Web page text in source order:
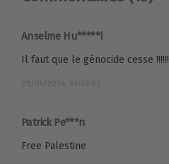
Anselme Hu*****l
Il faut que le génocide cesse !!!!!!
08/05/2024, 06:33:03
Patrick Pe***n
Free Palestine